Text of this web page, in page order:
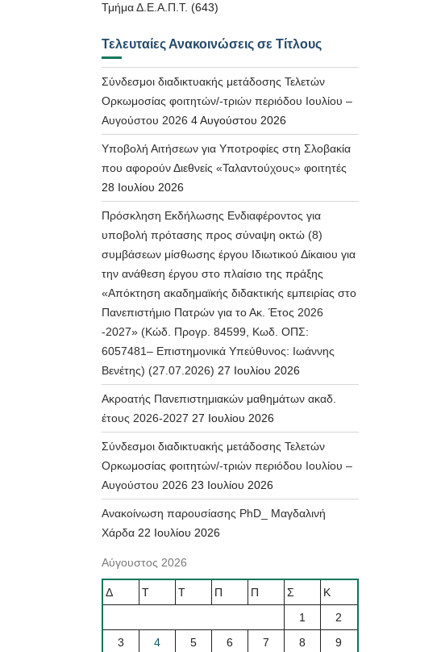
Τμήμα Δ.Ε.Α.Π.Τ. (643)
Τελευταίες Ανακοινώσεις σε Τίτλους
Σύνδεσμοι διαδικτυακής μετάδοσης Τελετών
Ορκωμοσίας φοιτητών/-τριών περιόδου Ιουλίου –
Αυγούστου 2026 4 Αυγούστου 2026
Υποβολή Αιτήσεων για Υποτροφίες στη Σλοβακία
που αφορούν Διεθνείς «Ταλαντούχους» φοιτητές
28 Ιουλίου 2026
Πρόσκληση Εκδήλωσης Ενδιαφέροντος για
υποβολή πρότασης προς σύναψη οκτώ (8)
συμβάσεων μίσθωσης έργου Ιδιωτικού Δίκαιου για
την ανάθεση έργου στο πλαίσιο της πράξης
«Απόκτηση ακαδημαϊκής διδακτικής εμπειρίας στο
Πανεπιστήμιο Πατρών για το Ακ. Έτος 2026
-2027» (Κώδ. Προγρ. 84599, Κωδ. ΟΠΣ:
6057481– Επιστημονικά Υπεύθυνος: Ιωάννης
Βενέτης) (27.07.2026) 27 Ιουλίου 2026
Ακροατής Πανεπιστημιακών μαθημάτων ακαδ.
έτους 2026-2027 27 Ιουλίου 2026
Σύνδεσμοι διαδικτυακής μετάδοσης Τελετών
Ορκωμοσίας φοιτητών/-τριών περιόδου Ιουλίου –
Αυγούστου 2026 23 Ιουλίου 2026
Ανακοίνωση παρουσίασης PhD_ Μαγδαλινή
Χάρδα 22 Ιουλίου 2026
Αύγουστος 2026
Δ Τ Τ Π Π Σ
Κ
1
2
3
4 5 6 7 8
9